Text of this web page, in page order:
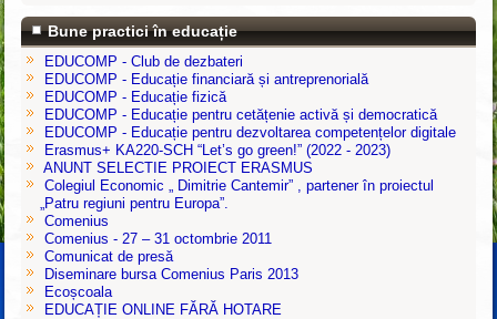
Bune practici în educație
EDUCOMP - Club de dezbateri
EDUCOMP - Educație financiară și antreprenorială
EDUCOMP - Educație fizică
EDUCOMP - Educație pentru cetățenie activă și democratică
EDUCOMP - Educație pentru dezvoltarea competențelor digitale
Erasmus+ KA220-SCH “Let’s go green!” (2022 - 2023)
ANUNT SELECTIE PROIECT ERASMUS
Colegiul Economic „ Dimitrie Cantemir” , partener în proiectul
„Patru regiuni pentru Europa”.
Comenius
Comenius - 27 – 31 octombrie 2011
Comunicat de presă
Diseminare bursa Comenius Paris 2013
Ecoșcoala
EDUCAȚIE ONLINE FĂRĂ HOTARE